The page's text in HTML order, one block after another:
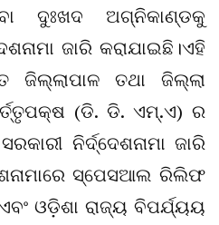
ଦୁଃଖଦ ଅଗ୍ନିକାଣ୍ଡକୁ
ଜାରି କରାଯାଇଛି।ଏହି
ଜିଲ୍ଲାପାଳ ତଥା ଜିଲ୍ଲା
(ଡି. ଡି. ଏମ୍.ଏ) ର
ନିର୍ଦ୍ଦେଶନାମା ଜାରି
ସ୍ପେସଆଲ ରିଲିଫ
ଓଡ଼ିଶା ରାଜ୍ୟ ବିପର୍ଯ୍ୟୟ